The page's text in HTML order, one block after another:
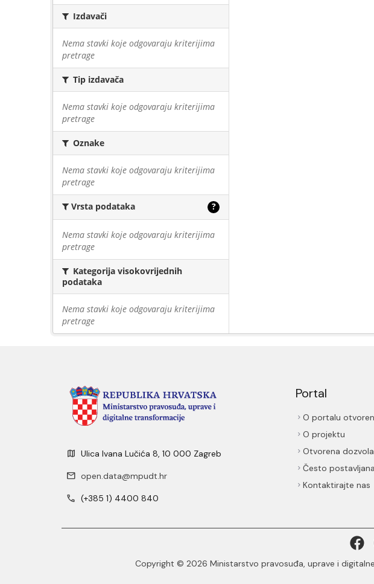
Izdavači
Nema stavki koje odgovaraju kriterijima
pretrage
Tip izdavača
Nema stavki koje odgovaraju kriterijima
pretrage
Oznake
Nema stavki koje odgovaraju kriterijima
pretrage
Vrsta podataka ?
Nema stavki koje odgovaraju kriterijima
pretrage
Kategorija visokovrijednih
podataka
Nema stavki koje odgovaraju kriterijima
pretrage